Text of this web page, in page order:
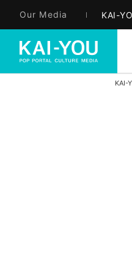
Our Media KAI-
KAI-